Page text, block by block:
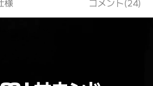
様 コメント(24)